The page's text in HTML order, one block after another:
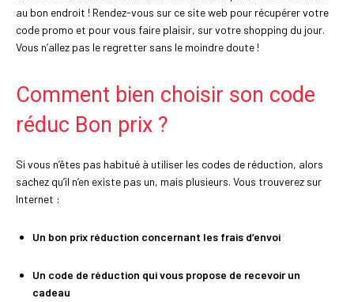
au bon endroit ! Rendez-vous sur ce site web pour récupérer votre
code promo et pour vous faire plaisir, sur votre shopping du jour.
Vous n’allez pas le regretter sans le moindre doute !
Comment bien choisir son code
réduc Bon prix ?
Si vous n’êtes pas habitué à utiliser les codes de réduction, alors
sachez qu’il n’en existe pas un, mais plusieurs. Vous trouverez sur
Internet :
Un bon prix réduction concernant les frais d’envoi
Un code de réduction qui vous propose de recevoir un
cadeau